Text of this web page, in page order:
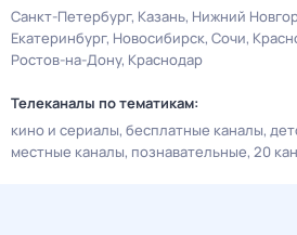
Санкт-Петербург Казань Нижний
Екатеринбург Новосибирск Сочи
Ростов-на-Дону Краснодар
Телеканалы по тематикам:
кино и сериалы бесплатные каналы
местные каналы познавательные 20